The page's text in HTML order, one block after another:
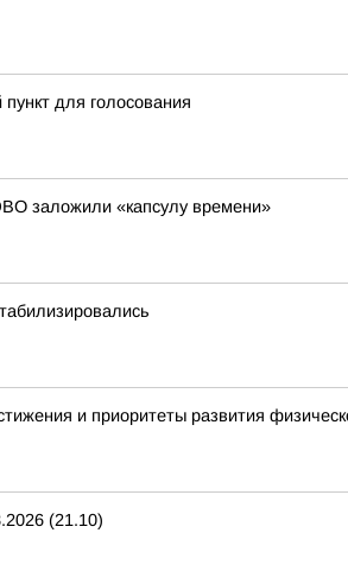
для голосования
заложили «капсулу времени»
и приоритеты развития
(21.10)